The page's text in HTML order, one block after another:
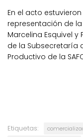
En el acto
representación de la
Marcelina Esquivel y
de la Subsecretaría
Productivo de la
Etiquetas: